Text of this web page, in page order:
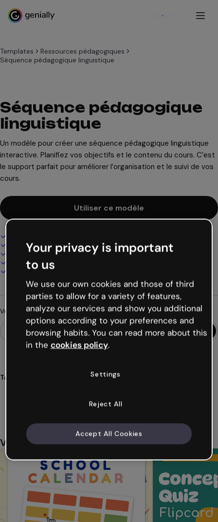
S'inscrire
Templates
Ressources pédagogiques
Séquence pédagogique linguistique
Séquence pédagogique
linguistique
Un modèle pour créer une séquence pédagogique linguistique
interactive. Planifiez vos objectifs et le contenu du cours. C’est
le support parfait pour améliorer l’organisation et le suivi de vos
cours.
Utiliser ce modèle
100% personnalisable
Ajoutez audio, vidéo et multimédia
Présentez, partagez ou publiez en ligne
Téléchargez en PDF, MP4 et autres formats
Vous cherchez autre chose ?
Tags
Vous aimerez aussi
Your privacy is important
to us
We use our own cookies and those of third
parties to allow for a variety of features,
analyze our services and show you additional
options according to your preferences and
browsing habits. You can read more about this
in the cookies policy.
Settings
Reject All
Accept All Cookies